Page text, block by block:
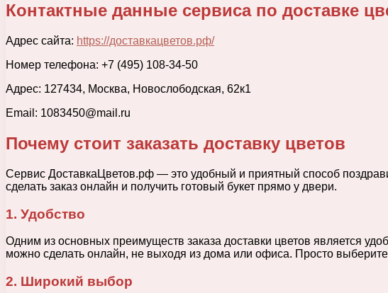
Контактные данные сервиса по доставке
Адрес сайта: https://доставкацветов.рф/
Номер телефона: +7 (495) 108-34-50
Адрес: 127434, Москва, Новослободская, 62к1
Email: 1083450@mail.ru
Почему стоит заказать доставку цветов
Сервис ДоставкаЦветов.рф — это удобный и приятный способ
сделать заказ онлайн и получить готовый букет прямо у двери.
1. Удобство
Одним из основных преимуществ заказа доставки цветов является
можно сделать онлайн, не выходя из дома или офиса. Просто
2. Широкий выбор